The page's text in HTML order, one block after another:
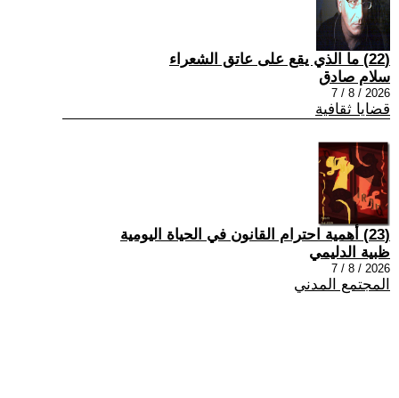
(22) ما الذي يقع على عاتق الشعراء
سلام صادق
2026 / 8 / 7
قضايا ثقافية
(23) أهمية احترام القانون في الحياة اليومية
ظبية الدليمي
2026 / 8 / 7
المجتمع المدني